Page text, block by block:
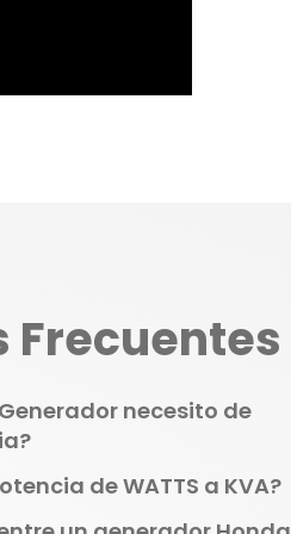
Frecuentes
necesito de
de WATTS a KVA?